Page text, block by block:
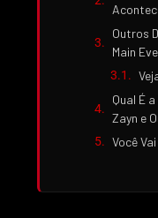
Outros
Main
Qual É
Zayn e
Você